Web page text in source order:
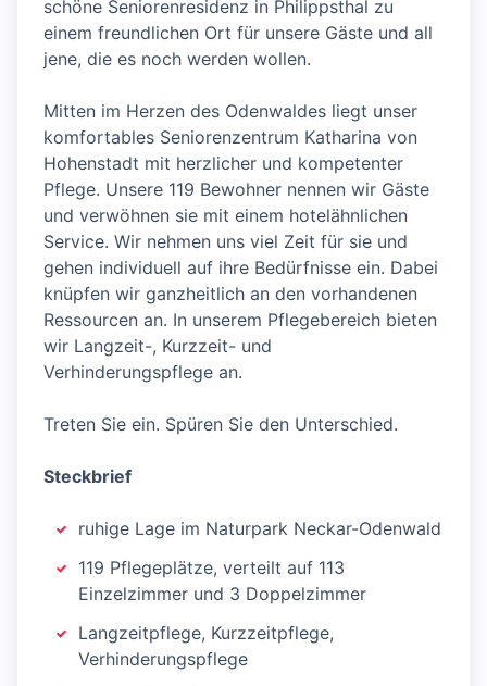
schöne Seniorenresidenz in Philippsthal zu
einem freundlichen Ort für unsere Gäste und all
jene, die es noch werden wollen.
Mitten im Herzen des Odenwaldes liegt unser
komfortables Seniorenzentrum Katharina von
Hohenstadt mit herzlicher und kompetenter
Pflege. Unsere 119 Bewohner nennen wir Gäste
und verwöhnen sie mit einem hotelähnlichen
Service. Wir nehmen uns viel Zeit für sie und
gehen individuell auf ihre Bedürfnisse ein. Dabei
knüpfen wir ganzheitlich an den vorhandenen
Ressourcen an. In unserem Pflegebereich bieten
wir Langzeit-, Kurzzeit- und
Verhinderungspflege an.
Treten Sie ein. Spüren Sie den Unterschied.
Steckbrief
ruhige Lage im Naturpark Neckar-Odenwald
119 Pflegeplätze, verteilt auf 113
Einzelzimmer und 3 Doppelzimmer
Langzeitpflege, Kurzzeitpflege,
Verhinderungspflege